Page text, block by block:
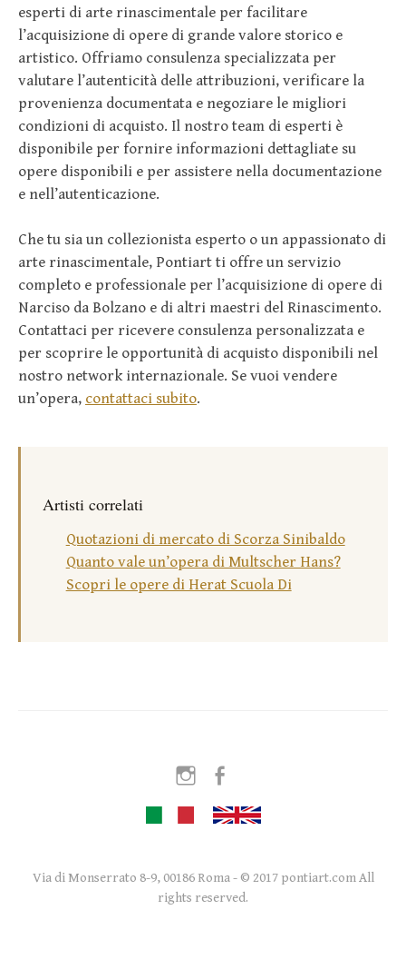
esperti di arte rinascimentale per facilitare
l’acquisizione di opere di grande valore storico e
artistico. Offriamo consulenza specializzata per
valutare l’autenticità delle attribuzioni, verificare la
provenienza documentata e negoziare le migliori
condizioni di acquisto. Il nostro team di esperti è
disponibile per fornire informazioni dettagliate su
opere disponibili e per assistere nella documentazione
e nell’autenticazione.
Che tu sia un collezionista esperto o un appassionato di
arte rinascimentale, Pontiart ti offre un servizio
completo e professionale per l’acquisizione di opere di
Narciso da Bolzano e di altri maestri del Rinascimento.
Contattaci per ricevere consulenza personalizzata e
per scoprire le opportunità di acquisto disponibili nel
nostro network internazionale. Se vuoi vendere
un’opera, contattaci subito.
Artisti correlati
Quotazioni di mercato di Scorza Sinibaldo
Quanto vale un’opera di Multscher Hans?
Scopri le opere di Herat Scuola Di
Instagram
Via di Monserrato 8-9, 00186 Roma - © 2017 pontiart.com All
rights reserved.